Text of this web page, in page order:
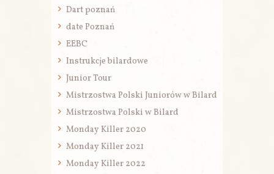
Dart poznań
date Poznań
EEBC
Instrukcje bilardowe
Junior Tour
Mistrzostwa Polski Juniorów w Bilard
Mistrzostwa Polski w Bilard
Monday Killer 2020
Monday Killer 2021
Monday Killer 2022